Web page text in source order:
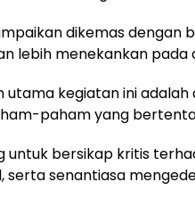
dikemas dengan
lebih menekankan pada
utama kegiatan ini
paham yang
untuk bersikap kritis
serta senantiasa